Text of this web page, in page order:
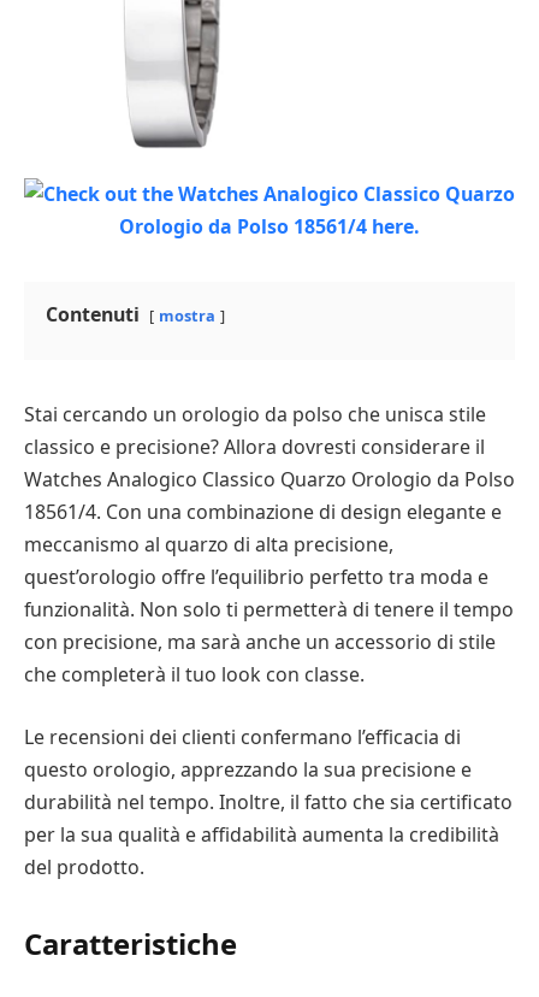
Contenuti mostra
Stai cercando un orologio da polso che unisca stile
classico e precisione? Allora dovresti considerare il
Watches Analogico Classico Quarzo Orologio da Polso
18561/4. Con una combinazione di design elegante e
meccanismo al quarzo di alta precisione,
quest’orologio offre l’equilibrio perfetto tra moda e
funzionalità. Non solo ti permetterà di tenere il tempo
con precisione, ma sarà anche un accessorio di stile
che completerà il tuo look con classe.
Le recensioni dei clienti confermano l’efficacia di
questo orologio, apprezzando la sua precisione e
durabilità nel tempo. Inoltre, il fatto che sia certificato
per la sua qualità e affidabilità aumenta la credibilità
del prodotto.
Caratteristiche